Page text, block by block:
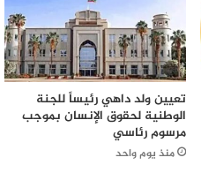
تعيين ولد داهي رئيساً للجنة
الوطنية لحقوق الإنسان بموجب
مرسوم رئاسي
منذ يوم واحد